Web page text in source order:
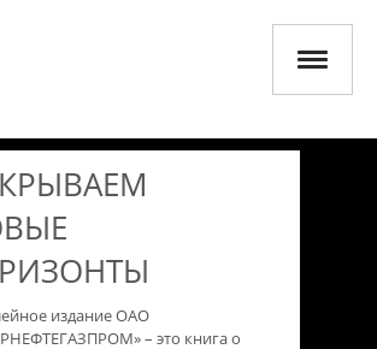
издание ОАО
– это книга о